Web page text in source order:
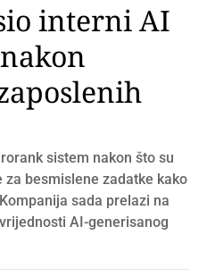
interni AI
sistem nakon što su
besmislene zadatke kako
sada prelazi na
AI-generisanog